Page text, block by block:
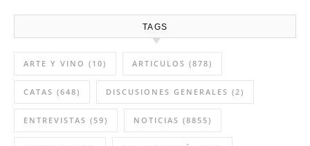
TAGS
ARTE Y VINO (10) ARTICULOS (878)
CATAS (648) DISCUSIONES GENERALES (2)
ENTREVISTAS (59) NOTICIAS (8855)